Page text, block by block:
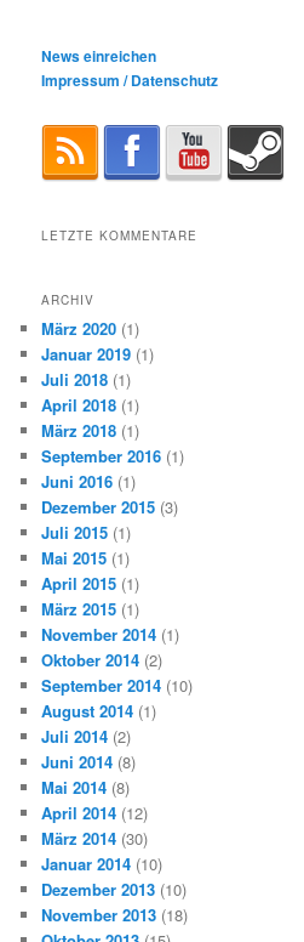
News einreichen
Impressum / Datenschutz
LETZTE KOMMENTARE
ARCHIV
März 2020 (1)
Januar 2019 (1)
Juli 2018 (1)
April 2018 (1)
März 2018 (1)
September 2016 (1)
Juni 2016 (1)
Dezember 2015 (3)
Juli 2015 (1)
Mai 2015 (1)
April 2015 (1)
März 2015 (1)
November 2014 (1)
Oktober 2014 (2)
September 2014 (10)
August 2014 (1)
Juli 2014 (2)
Juni 2014 (8)
Mai 2014 (8)
April 2014 (12)
März 2014 (30)
Januar 2014 (10)
Dezember 2013 (10)
November 2013 (18)